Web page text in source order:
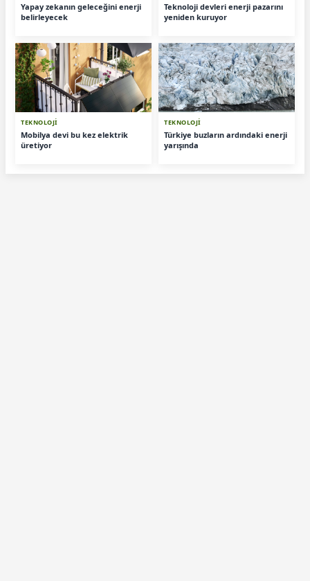
Yapay zekanın geleceğini enerji
belirleyecek
Teknoloji devleri enerji pazarını
yeniden kuruyor
TEKNOLOJİ
Mobilya devi bu kez elektrik
üretiyor
TEKNOLOJİ
Türkiye buzların ardındaki enerji
yarışında